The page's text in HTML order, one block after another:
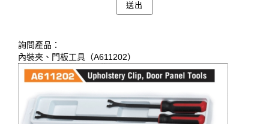
送出
詢問產品：
內裝夾、門板工具（A611202）